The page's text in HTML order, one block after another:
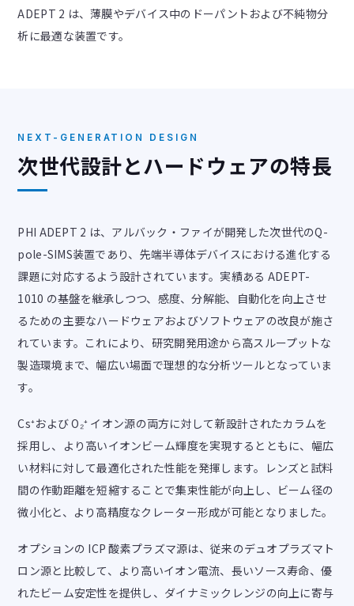
ADEPT 2 は、薄膜やデバイス中のドーパントおよび不純物分
析に最適な装置です。
NEXT-GENERATION DESIGN
次世代設計とハードウェアの特長
PHI ADEPT 2 は、アルバック・ファイが開発した次世代のQ-
pole-SIMS装置であり、先端半導体デバイスにおける進化する
課題に対応するよう設計されています。実績ある ADEPT-
1010 の基盤を継承しつつ、感度、分解能、自動化を向上させ
るための主要なハードウェアおよびソフトウェアの改良が施さ
れています。これにより、研究開発用途から高スループットな
製造環境まで、幅広い場面で理想的な分析ツールとなっていま
す。
Cs⁺および O₂⁺ イオン源の両方に対して新設計されたカラムを
採用し、より高いイオンビーム輝度を実現するとともに、幅広
い材料に対して最適化された性能を発揮します。レンズと試料
間の作動距離を短縮することで集束性能が向上し、ビーム径の
微小化と、より高精度なクレーター形成が可能となりました。
オプションの ICP 酸素プラズマ源は、従来のデュオプラズマト
ロン源と比較して、より高いイオン電流、長いソース寿命、優
れたビーム安定性を提供し、ダイナミックレンジの向上に寄与